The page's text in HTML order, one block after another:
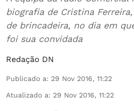
biografia de Cristina
de brincadeira, no dia em
foi sua convidada
Redação DN
Publicado a: 29 Nov 2016, 11:22
Atualizado a: 29 Nov 2016, 11:22